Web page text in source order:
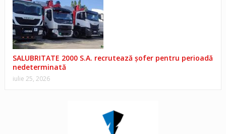
SALUBRITATE 2000 S.A. recrutează șofer pentru perioadă
nedeterminată
iulie 25, 2026